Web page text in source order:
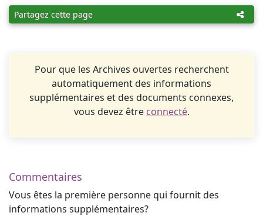
Partagez cette page
Pour que les Archives ouvertes recherchent
automatiquement des informations
supplémentaires et des documents connexes,
vous devez être connecté.
Commentaires
Vous êtes la première personne qui fournit des
informations supplémentaires?